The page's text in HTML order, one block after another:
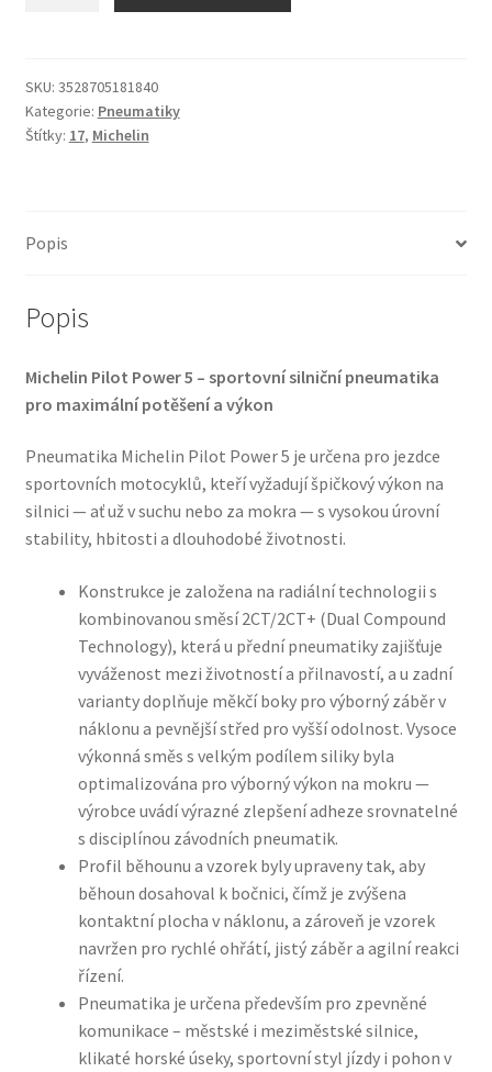
ZR
17
(75W)
SKU: 3528705181840
Kategorie: Pneumatiky
Štítky: 17, Michelin
Popis
Popis
Michelin Pilot Power 5 – sportovní silniční pneumatika
pro maximální potěšení a výkon
Pneumatika Michelin Pilot Power 5 je určena pro jezdce
sportovních motocyklů, kteří vyžadují špičkový výkon na
silnici — ať už v suchu nebo za mokra — s vysokou úrovní
stability, hbitosti a dlouhodobé životnosti.
Konstrukce je založena na radiální technologii s
kombinovanou směsí 2CT/2CT+ (Dual Compound
Technology), která u přední pneumatiky zajišťuje
vyváženost mezi životností a přilnavostí, a u zadní
varianty doplňuje měkčí boky pro výborný záběr v
náklonu a pevnější střed pro vyšší odolnost. Vysoce
výkonná směs s velkým podílem siliky byla
optimalizována pro výborný výkon na mokru —
výrobce uvádí výrazné zlepšení adheze srovnatelné
s disciplínou závodních pneumatik.
Profil běhounu a vzorek byly upraveny tak, aby
běhoun dosahoval k bočnici, čímž je zvýšena
kontaktní plocha v náklonu, a zároveň je vzorek
navržen pro rychlé ohřátí, jistý záběr a agilní reakci
řízení.
Pneumatika je určena především pro zpevněné
komunikace – městské i meziměstské silnice,
klikaté horské úseky, sportovní styl jízdy i pohon v